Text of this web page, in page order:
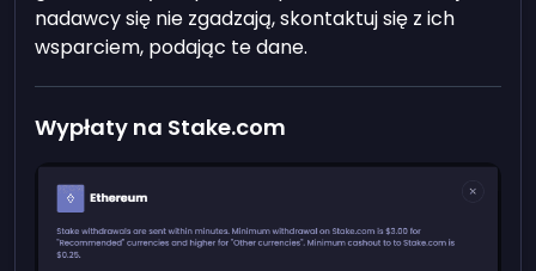
nadawcy się nie zgadzają, skontaktuj się z ich
wsparciem, podając te dane.
Wypłaty na Stake.com